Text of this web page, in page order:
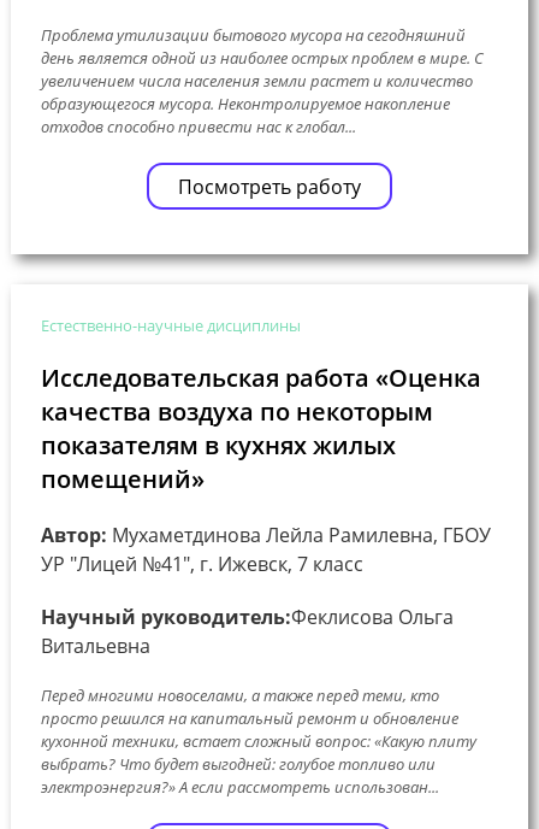
Проблема утилизации бытового мусора на сегодняшний
день является одной из наиболее острых проблем в мире. С
увеличением числа населения земли растет и количество
образующегося мусора. Неконтролируемое накопление
отходов способно привести нас к глобал...
Посмотреть работу
Естественно-научные дисциплины
Исследовательская работа «Оценка
качества воздуха по некоторым
показателям в кухнях жилых
помещений»
Автор: Мухаметдинова Лейла Рамилевна, ГБОУ
УР "Лицей №41", г. Ижевск, 7 класс
Научный руководитель:Феклисова Ольга
Витальевна
Перед многими новоселами, а также перед теми, кто
просто решился на капитальный ремонт и обновление
кухонной техники, встает сложный вопрос: «Какую плиту
выбрать? Что будет выгодней: голубое топливо или
электроэнергия?» А если рассмотреть использован...